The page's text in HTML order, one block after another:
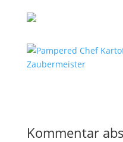
Kommentar